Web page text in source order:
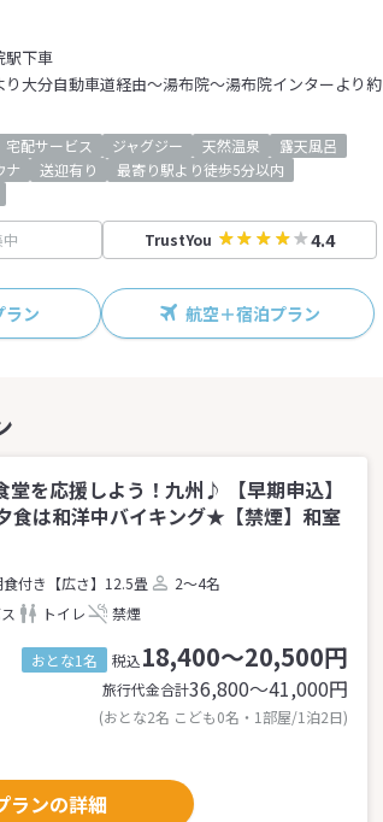
下車
大分自動車道経由～湯布院～湯布院インターより約
宅配サービス ジャグジー 天然温泉
露天風呂
ナ 送迎有り
最寄り駅より徒歩5分以内
TrustYou 4.4
ラン 航空＋宿泊プラン
を応援しよう！九州♪ 【早期申込】
食は和洋中バイキング★【禁煙】和室
付き 【広さ】12.5畳
2～4名
トイレ 禁煙
おとな1名 税込18,400～20,500円
旅行代金合計36,800〜41,000円
(おとな2名 こども0名・1部屋/1泊2日)
ランの詳細